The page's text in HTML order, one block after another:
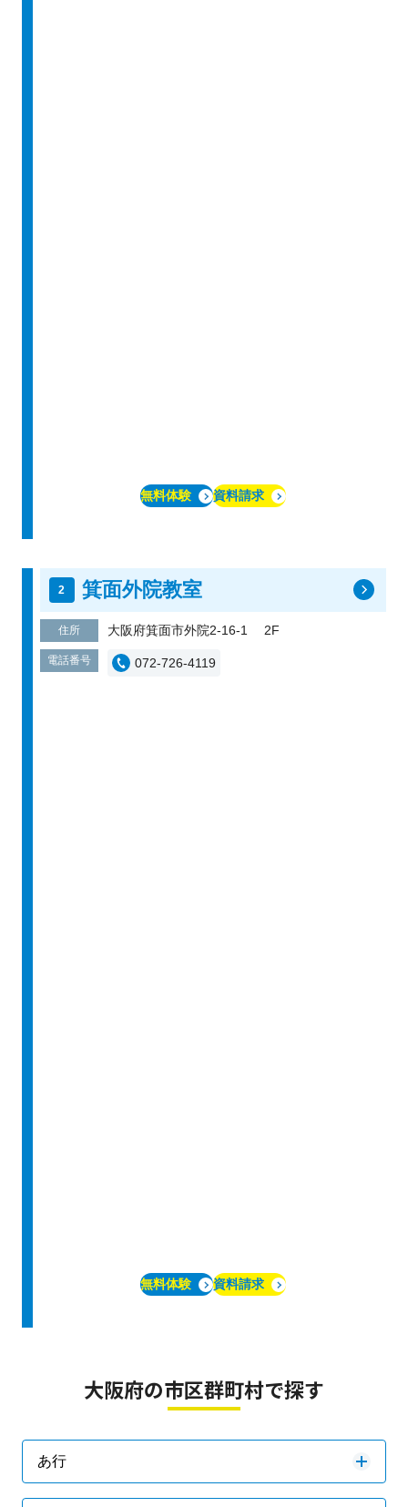
無料体験 資料請求
箕面外院教室
住所 大阪府箕面市外院2-16-1 2F
電話番号 072-726-4119
無料体験 資料請求
大阪府の市区群町村で探す
あ行